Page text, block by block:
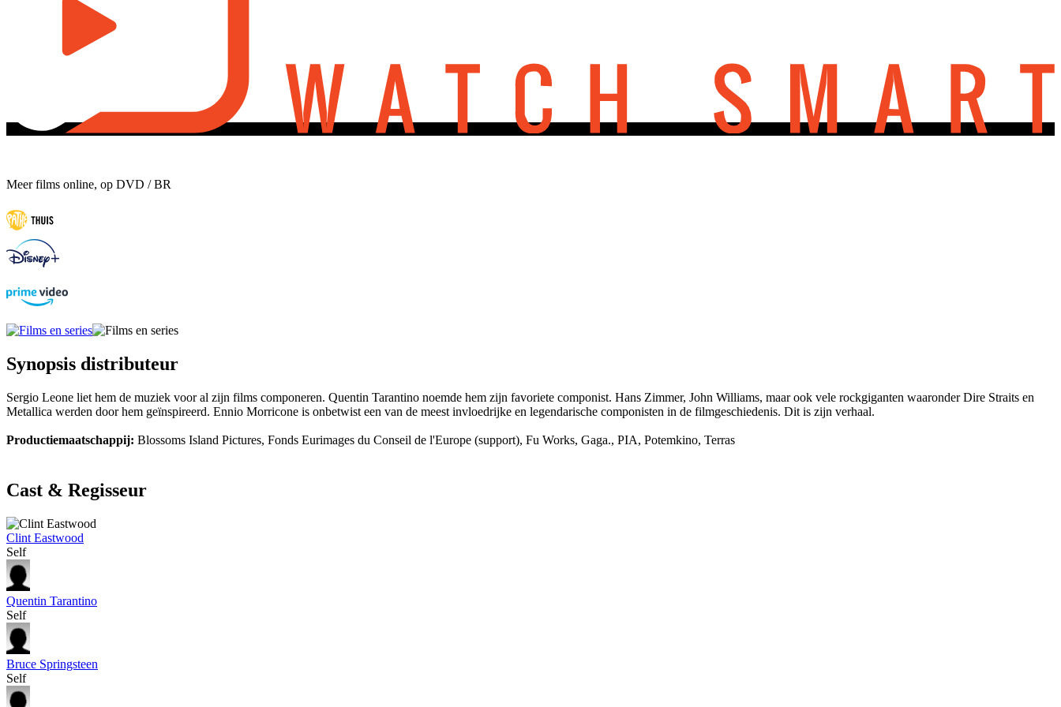
Meer films online, op DVD / BR
Synopsis distributeur
Sergio Leone liet hem de muziek voor al zijn films componeren. Quentin Tarantino noemde hem zijn favoriete componist. Hans Zimmer, John Williams, maar ook vele rockgiganten waaronder Dire Straits en
Metallica werden door hem geïnspireerd. Ennio Morricone is onbetwist een van de meest invloedrijke en legendarische componisten in de filmgeschiedenis. Dit is zijn verhaal.
Productiemaatschappij: Blossoms Island Pictures, Fonds Eurimages du Conseil de l'Europe (support), Fu Works, Gaga., PIA, Potemkino, Terras
Cast & Regisseur
Clint Eastwood
Self
Quentin Tarantino
Self
Bruce Springsteen
Self